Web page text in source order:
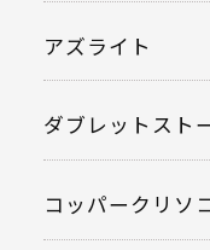
アズライト
ダブレットスト
コッパークリソ